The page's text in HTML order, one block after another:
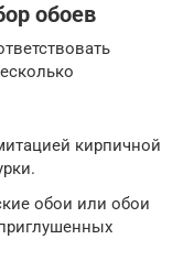
обоев
кирпичной
обои или обои